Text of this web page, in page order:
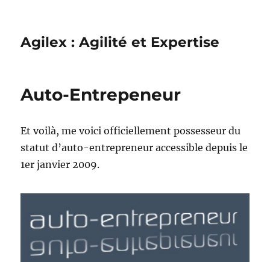
Agilex : Agilité et Expertise
Auto-Entrepeneur
Et voilà, me voici officiellement possesseur du
statut d’auto-entrepreneur accessible depuis le
1er janvier 2009.